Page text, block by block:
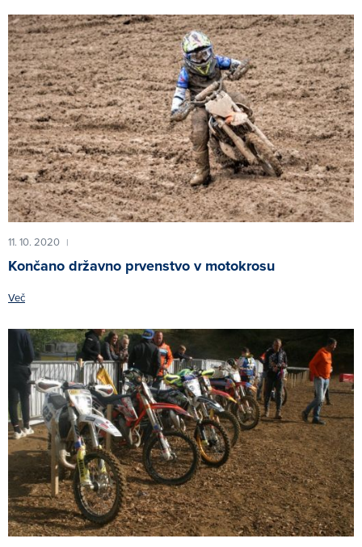
11. 10. 2020 |
Končano državno prvenstvo v motokrosu
Več